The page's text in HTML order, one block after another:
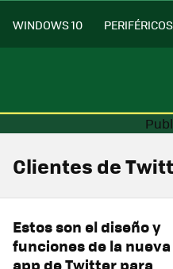
WINDOWS 10 PERIFÉRICOS
Clientes de
Estos son el diseño y
funciones de la nueva
app de Twitter para